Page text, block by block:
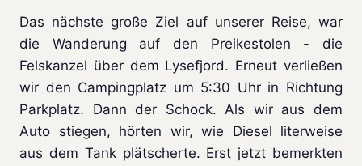
Das nächste große Ziel auf unserer Reise, war
die Wanderung auf den Preikestolen - die
Felskanzel über dem Lysefjord. Erneut verließen
wir den Campingplatz um 5:30 Uhr in Richtung
Parkplatz. Dann der Schock. Als wir aus dem
Auto stiegen, hörten wir, wie Diesel literweise
aus dem Tank plätscherte. Erst jetzt bemerkten